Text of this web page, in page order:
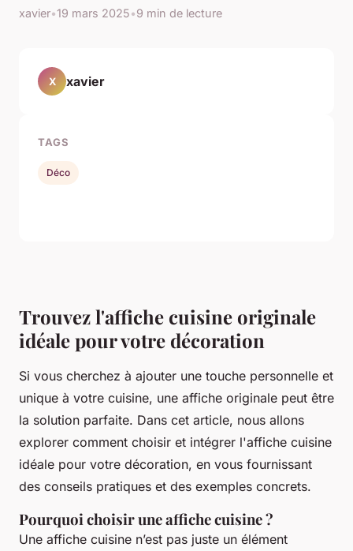
xavier•19 mars 2025•9 min de lecture
Trouvez l'affiche cuisine originale
idéale pour votre décoration
Si vous cherchez à ajouter une touche personnelle et
unique à votre cuisine, une affiche originale peut être
la solution parfaite. Dans cet article, nous allons
explorer comment choisir et intégrer l'affiche cuisine
idéale pour votre décoration, en vous fournissant
des conseils pratiques et des exemples concrets.
Pourquoi choisir une affiche cuisine ?
Une affiche cuisine n’est pas juste un élément
X xavier
TAGS
Déco